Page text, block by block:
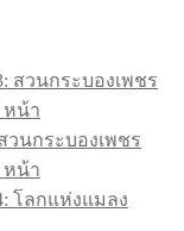
วนกระบองเพชร
หน้า